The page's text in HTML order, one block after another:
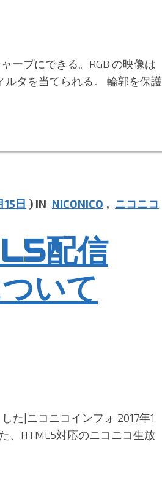
ープにできる。RGB の映像は
タを当てられる。 輪郭を保護
配信
いて
日 ) IN NICONICO , ニコニコ
た|ニコニコインフォ 2017年1
、HTML5対応のニコニコ生放